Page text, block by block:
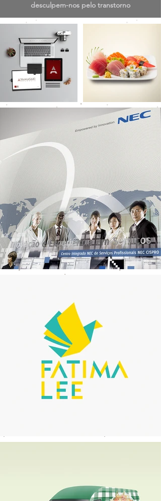
desculpem-nos pelo transtorno